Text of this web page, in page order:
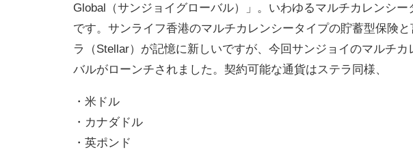
Global（サンジョイグローバル）」。いわゆるマルチカレンシ
です。サンライフ香港のマルチカレンシータイプの貯蓄型保険
ラ（Stellar）が記憶に新しいですが、今回サンジョイのマルチ
バルがローンチされました。契約可能な通貨はステラ同様、
・米ドル
・カナダドル
・英ポンド